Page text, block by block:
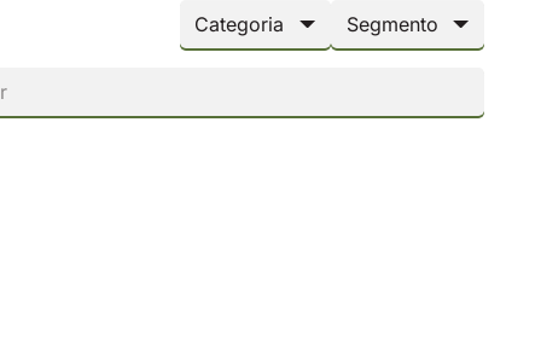
Categoria Segmento